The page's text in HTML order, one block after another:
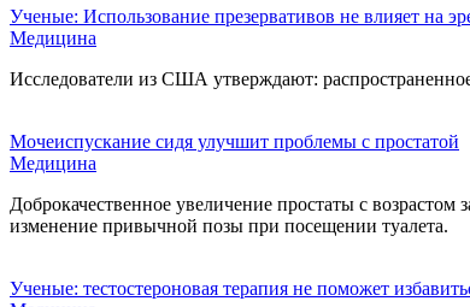
Ученые: Использование презервативов не влияет на
Медицина
Исследователи из США утверждают:
Мочеиспускание сидя улучшит проблемы с простатой
Медицина
Доброкачественное увеличение простаты с
изменение привычной позы при посещении туалета.
Ученые: тестостероновая терапия не поможет